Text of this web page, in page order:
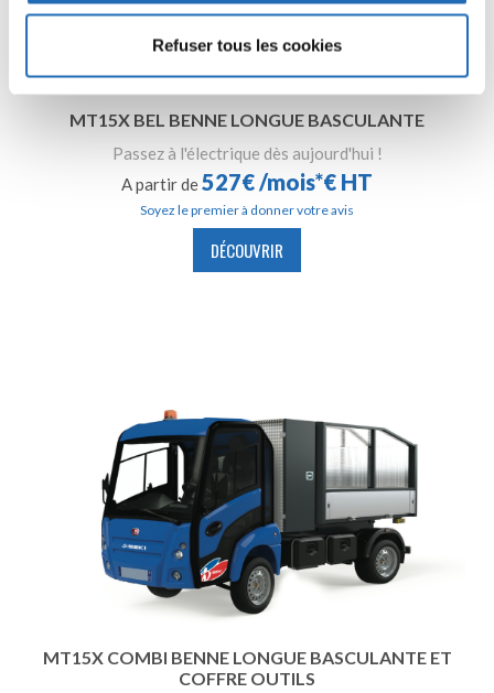
Refuser tous les cookies
MT15X BEL BENNE LONGUE BASCULANTE
Passez à l'électrique dès aujourd'hui !
A partir de527€ /mois*€ HT
Soyez le premier à donner votre avis
DÉCOUVRIR
MT15X COMBI BENNE LONGUE BASCULANTE ET
COFFRE OUTILS